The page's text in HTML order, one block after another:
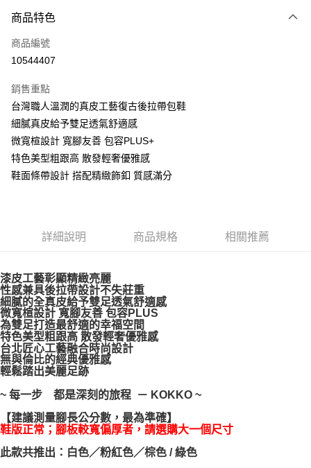
信用卡一次付款
LINE Pay
街口支付
悠遊付
AFTEE先享後付
相關說明
２．便利：只要手機號碼，簡訊認證，即可結帳。
【「AFTEE先享後付」結帳流程】
１．於結帳方式選擇「AFTEE先享後付」後，將跳轉至「AFTEE先享後付」
結帳頁面，進行簡訊認證並確認金額後，即可完成結帳。
２．訂單成立數日內，您將收到繳費通知簡訊。
３．收到繳費通知簡訊後14天內，點擊此簡訊中的連結，可透過四大超商／
ATM／網路銀行／等多元方式進行付款，方視為交易完成。
※ 請注意：結帳手續完成當下不需立刻繳費，但若您需要取消訂單，請聯絡
購買商品的店家。未經商家同意取消之訂單仍視為有效，需透過AFTEE先享
後付繳納相關費用。
※ 交易是否成功請以「AFTEE先享後付 」之結帳頁面顯示為準，若有關於
是否繳費成功／繳費後需取消欲退款等相關疑問，請聯繫「AFTEE先享後付
客戶支援中心」https://netprotections.freshdesk.com/support/home
【注意事項】
１．透過由恩沛科技股份有限公司提供之「AFTEE先享後付」服務完成之交
運送方式
每筆NT$100，滿NT$999(含以上)免運費
商品特色
商品編號
10544407
銷售重點
台灣職人溫潤的真皮工藝復古後拉帶包鞋
細膩真皮給予雙足透氣舒適感
微寬楦設計 寬腳友善 包容PLUS+
特色美型粗跟高 散發輕奢優雅感
鞋面條帶設計 搭配精緻飾釦 質感滿分
詳細說明 商品規格 相關推薦
漆皮工藝彰顯精緻亮麗
性感兼具後拉帶設計不失莊重
細膩的全真皮給予雙足透氣舒適感
微寬楦設計 寬腳友善 包容PLUS
為雙足打造最舒適的幸福空間
特色美型粗跟高 散發輕奢優雅感
台北匠心工藝融合時尚設計
無與倫比的經典優雅感
輕鬆踏出美麗足跡
~ 每一步 都是深刻的旅程 － KOKKO ~
【建議測量腳長公分數，最為準確】
鞋版正常；腳板較寬偏厚者，請選購大一個尺寸
此款共推出：白色／粉紅色／棕色 / 綠色